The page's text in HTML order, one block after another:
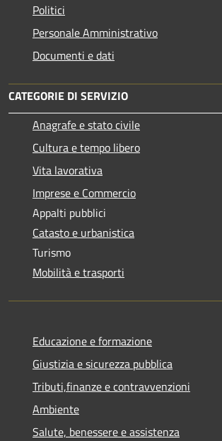
Politici
Personale Amministrativo
Documenti e dati
CATEGORIE DI SERVIZIO
Anagrafe e stato civile
Cultura e tempo libero
Vita lavorativa
Imprese e Commercio
Appalti pubblici
Catasto e urbanistica
Turismo
Mobilità e trasporti
Educazione e formazione
Giustizia e sicurezza pubblica
Tributi,finanze e contravvenzioni
Ambiente
Salute, benessere e assistenza